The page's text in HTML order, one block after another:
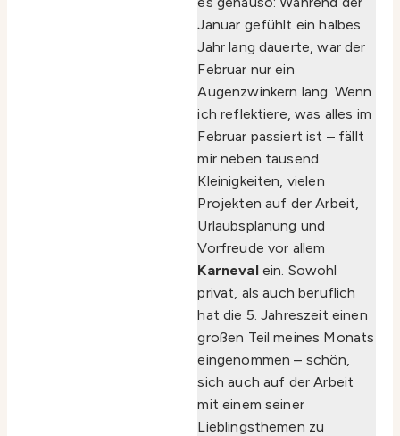
Januar gefühlt ein halbes
Jahr lang dauerte, war der
Februar nur ein
Augenzwinkern lang. Wenn
ich reflektiere, was alles im
Februar passiert ist – fällt
mir neben tausend
Kleinigkeiten, vielen
Projekten auf der Arbeit,
Urlaubsplanung und
Vorfreude vor allem
Karnevalein. Sowohl
privat, als auch beruflich
hat die 5. Jahreszeit einen
großen Teil meines Monats
eingenommen – schön,
sich auch auf der Arbeit
mit einem seiner
Lieblingsthemen zu